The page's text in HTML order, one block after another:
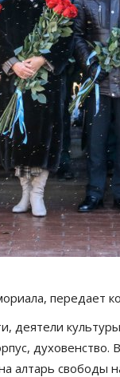
передает
деятели
алтарь свободы